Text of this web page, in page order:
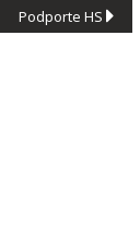
Podporte HS